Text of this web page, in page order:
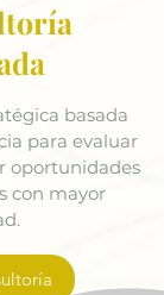
basada
para evaluar
oportunidades
con mayor